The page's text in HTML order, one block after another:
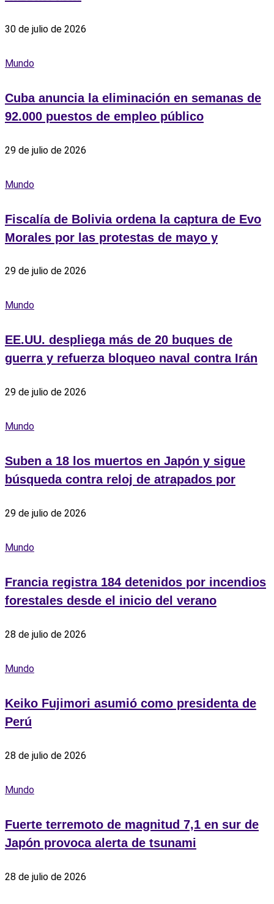
30 de julio de 2026
Mundo
Cuba anuncia la eliminación en semanas de
92.000 puestos de empleo público
29 de julio de 2026
Mundo
Fiscalía de Bolivia ordena la captura de Evo
Morales por las protestas de mayo y
29 de julio de 2026
Mundo
EE.UU. despliega más de 20 buques de
guerra y refuerza bloqueo naval contra Irán
29 de julio de 2026
Mundo
Suben a 18 los muertos en Japón y sigue
búsqueda contra reloj de atrapados por
29 de julio de 2026
Mundo
Francia registra 184 detenidos por incendios
forestales desde el inicio del verano
28 de julio de 2026
Mundo
Keiko Fujimori asumió como presidenta de
Perú
28 de julio de 2026
Mundo
Fuerte terremoto de magnitud 7,1 en sur de
Japón provoca alerta de tsunami
28 de julio de 2026